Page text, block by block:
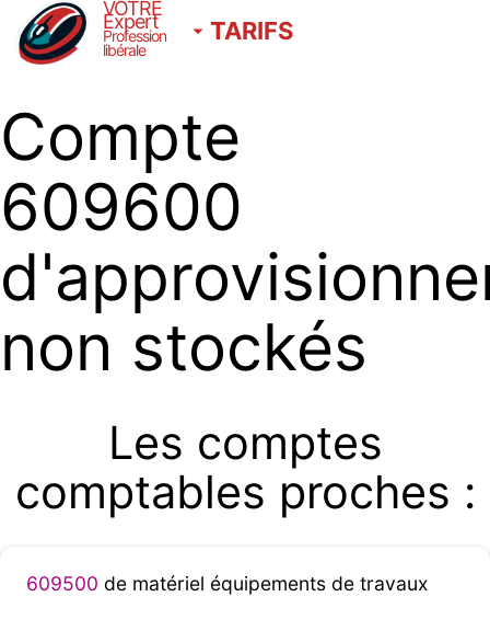
VOTRE
Expert
Profession
libérale
TARIFS
Compte
609600
non stockés
Les comptes
comptables proches :
609500 de matériel équipements de travaux